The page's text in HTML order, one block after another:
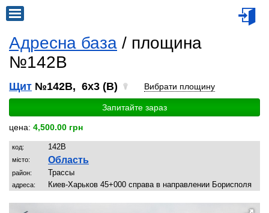
Адресна база / площина
№142B
Щит №142B, 6x3 (B) Вибрати площину
Запитайте зараз
цена: 4,500.00 грн
код: 142B
місто: Область
район: Трассы
адреса: Киев-Харьков 45+000 справа в направлении Борисполя